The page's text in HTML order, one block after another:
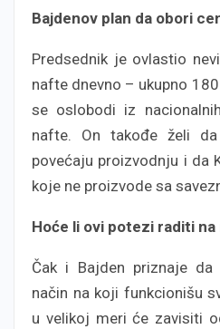
Bajdenov plan da obori
Predsednik je ovlastio
nafte dnevno – ukupno
se oslobodi iz
nafte. On takođe želi
povećaju proizvodnju i da
koje ne proizvode sa
Hoće li ovi potezi raditi na
Čak i Bajden priznaje
način na koji funkcionišu
u velikoj meri će zavisiti